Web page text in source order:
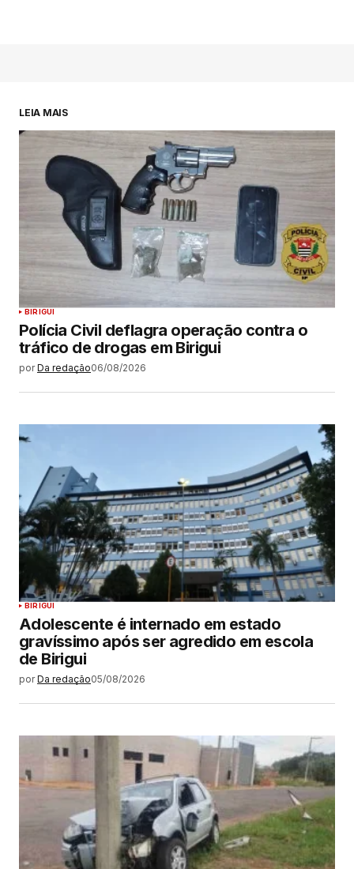
LEIA MAIS
BIRIGUI
Polícia Civil deflagra operação contra o
tráfico de drogas em Birigui
por Da redação06/08/2026
BIRIGUI
Adolescente é internado em estado
gravíssimo após ser agredido em escola
de Birigui
por Da redação05/08/2026